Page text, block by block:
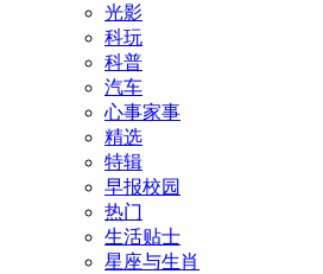
光影
科玩
科普
汽车
心事家事
精选
特辑
早报校园
热门
生活贴士
星座与生肖